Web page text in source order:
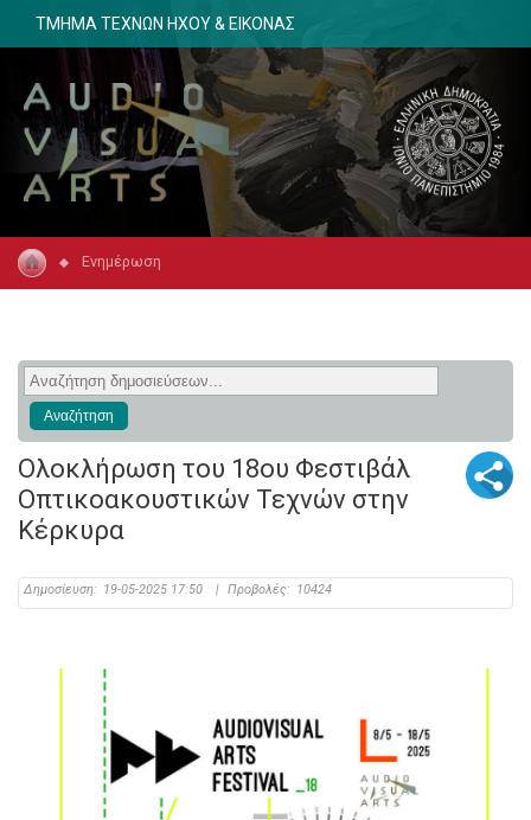
ΤΜΗΜΑ ΤΕΧΝΩΝ ΗΧΟΥ & ΕΙΚΟΝΑΣ
Ενημέρωση
Ολοκλήρωση του 18ου Φεστιβάλ
Οπτικοακουστικών Τεχνών στην
Κέρκυρα
Δημοσίευση: 19-05-2025 17:50 | Προβολές: 10424